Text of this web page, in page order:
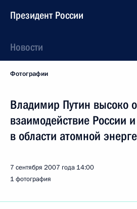
Президент России
Новости
Фотографии
Владимир Путин высоко
взаимодействие России
в области атомной
7 сентября 2007 года 14:00
1 фотография